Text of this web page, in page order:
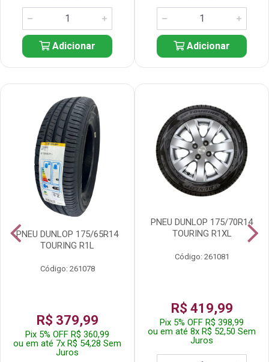
Adicionar Adicionar
PNEU DUNLOP 175/65R14
TOURING R1L
Código: 261078
R$ 379,99
Pix 5% OFF R$ 360,99
ou em até 7x R$ 54,28 Sem
Juros
PNEU DUNLOP 175/70R14
TOURING R1XL
Código: 261081
R$ 419,99
Pix 5% OFF R$ 398,99
ou em até 8x R$ 52,50 Sem
Juros